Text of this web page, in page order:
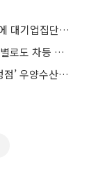
‘우리도 삼전처럼’...오리온, 노조 보상 요구에 대기업집단 편입 후 ‘첫 위기’
구윤철 "中企취업자 근로소득세 감면, 지역별로도 차등 지원"
손자회사의 역흡수…세기상사, ‘지배구조 정점’ 우양수산 합병